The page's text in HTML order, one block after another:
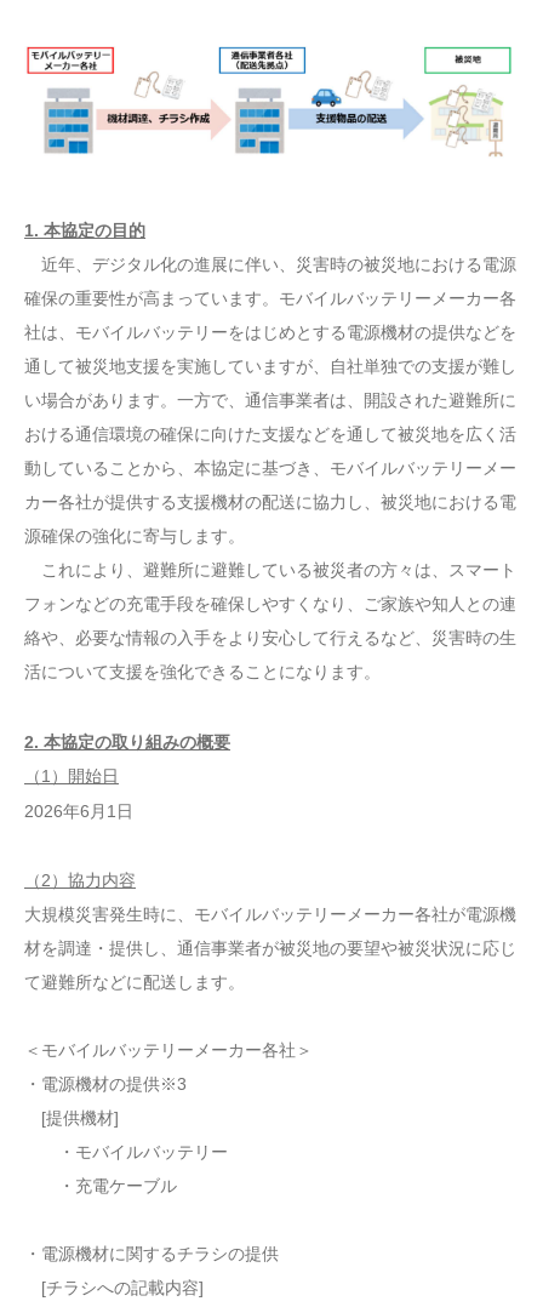
1. 本協定の目的
近年、デジタル化の進展に伴い、災害時の被災地における電源
確保の重要性が高まっています。モバイルバッテリーメーカー各
社は、モバイルバッテリーをはじめとする電源機材の提供などを
通して被災地支援を実施していますが、自社単独での支援が難し
い場合があります。一方で、通信事業者は、開設された避難所に
おける通信環境の確保に向けた支援などを通して被災地を広く活
動していることから、本協定に基づき、モバイルバッテリーメー
カー各社が提供する支援機材の配送に協力し、被災地における電
源確保の強化に寄与します。
これにより、避難所に避難している被災者の方々は、スマート
フォンなどの充電手段を確保しやすくなり、ご家族や知人との連
絡や、必要な情報の入手をより安心して行えるなど、災害時の生
活について支援を強化できることになります。
2. 本協定の取り組みの概要
（1）開始日
2026年6月1日
（2）協力内容
大規模災害発生時に、モバイルバッテリーメーカー各社が電源機
材を調達・提供し、通信事業者が被災地の要望や被災状況に応じ
て避難所などに配送します。
＜モバイルバッテリーメーカー各社＞
・電源機材の提供※3
[提供機材]
・モバイルバッテリー
・充電ケーブル
・電源機材に関するチラシの提供
[チラシへの記載内容]